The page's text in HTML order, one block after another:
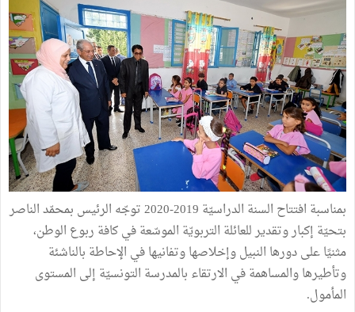
بمناسبة افتتاح السنة الدراسيّة 2019-2020 توجّه الرئيس بمحمّد الناصر
بتحيّة إكبار وتقدير للعائلة التربويّة الموسّعة في كافة ربوع الوطن،
مثنيًا على دورها النبيل وإخلاصها وتفانيها في الإحاطة بالناشئة
وتأطيرها والمساهمة في الارتقاء بالمدرسة التونسيّة إلى المستوى
المأمول.